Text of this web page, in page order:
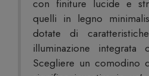
con finiture lucide e
quelli in legno
dotate di
illuminazione integrata
Scegliere un comodino